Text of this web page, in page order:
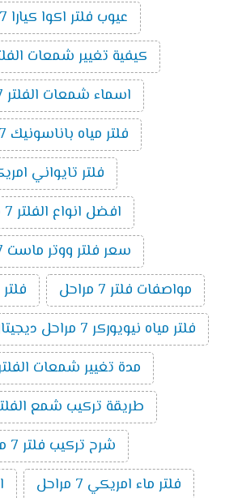
عيوب فلتر اكوا كيارا 7 مراحل
كيفية تغيير شمعات الفلتر 7
اسماء شمعات الفلتر 7 مراحل
فلتر مياه باناسونيك 7 مراحل
فلتر تايواني
افضل انواع الفلتر 7 مراحل
سعر فلتر ووتر ماست 7 مراحل
مواصفات فلتر 7 مراحل
فلتر 7 مراحل اكوا جيت
فلتر مياه نيويوركر 7 مراحل ديجيتال
مدة تغيير شمعات الفلتر 7
طريقة تركيب شمع الفلتر 7
شرح تركيب فلتر 7 مراحل
فلتر ماء امريكي 7 مراحل